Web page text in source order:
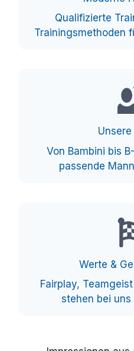
Qualifizierte
Trainingsmethoden
Von Bambini bis
passende
Werte &
Fairplay,
stehen bei